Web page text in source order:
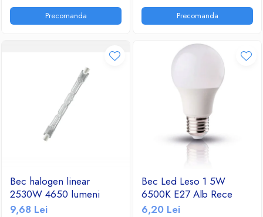
Precomanda Precomanda
Bec halogen linear
2530W 4650 lumeni
9,68 Lei
Bec Led Leso 1 5W
6500K E27 Alb Rece
6,20 Lei